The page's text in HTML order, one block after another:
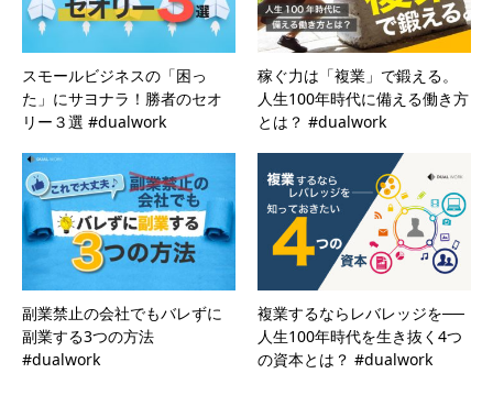
スモールビジネスの「困っ
た」にサヨナラ！勝者のセオ
リー３選 #dualwork
稼ぐ力は「複業」で鍛える。
人生100年時代に備える働き方
とは？ #dualwork
副業禁止の会社でもバレずに
副業する3つの方法
#dualwork
複業するならレバレッジを──
人生100年時代を生き抜く4つ
の資本とは？ #dualwork